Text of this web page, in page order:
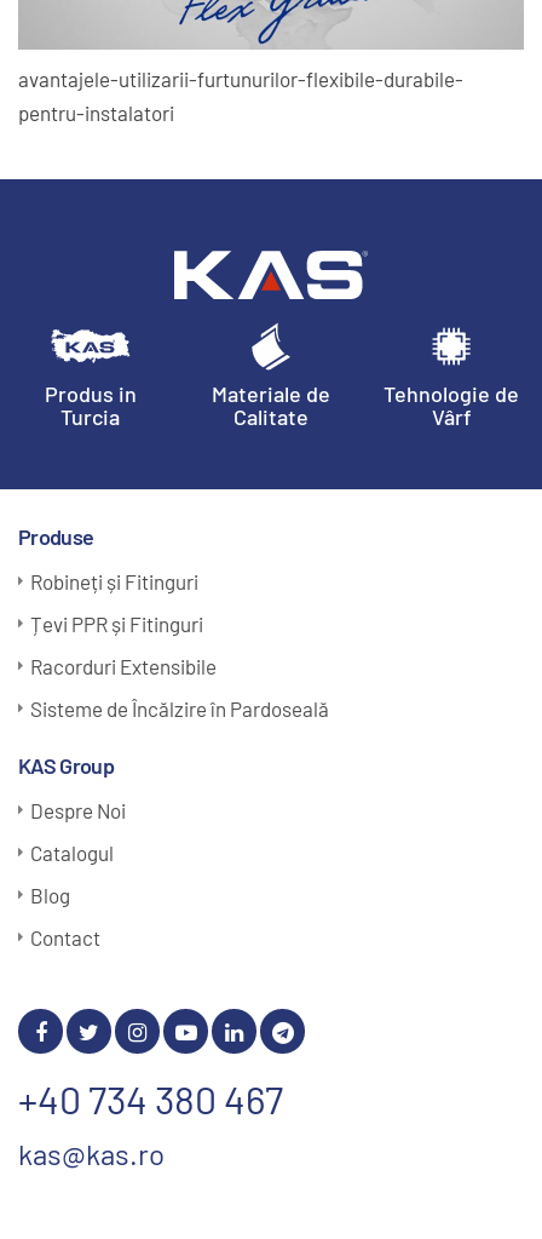
avantajele-utilizarii-furtunurilor-flexibile-durabile-
pentru-instalatori
Produs in
Turcia
Materiale de
Calitate
Tehnologie de
Vârf
Produse
Robineți și Fitinguri
Țevi PPR și Fitinguri
Racorduri Extensibile
Sisteme de Încălzire în Pardoseală
KAS Group
Despre Noi
Catalogul
Blog
Contact
+40 734 380 467
kas@kas.ro